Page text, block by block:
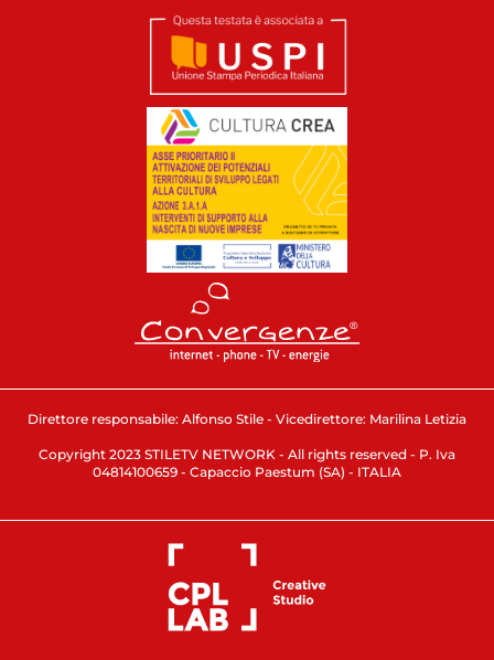
Direttore responsabile: Alfonso Stile - Vicedirettore: Marilina Letizia
Copyright 2023 STILETV NETWORK - All rights reserved - P. Iva
04814100659 - Capaccio Paestum (SA) - ITALIA